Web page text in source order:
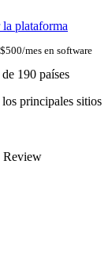
la plataforma
mes en software
190 países
principales sitios